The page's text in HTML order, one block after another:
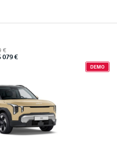
€
079 €
DEMO